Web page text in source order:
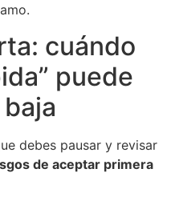
cuándo
puede
debes pausar y revisar
de aceptar primera